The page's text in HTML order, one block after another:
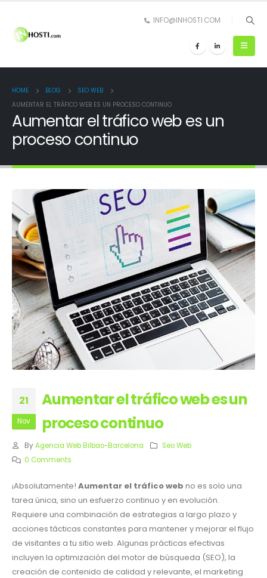
INFO@INHOSTI.COM
HOME BLOG
SEO WEB
AUMENTAR EL TRÁFICO WEB ES UN PROCESO CONTINUO
Aumentar el tráfico web es un
proceso continuo
21
Nov
Aumentar el tráfico web es un
proceso continuo
By Agencia Web Bilbao-Barcelona
Seo Web
0 Comments
¡Absolutamente! Aumentar el tráfico web no es solo una
tarea única, sino un esfuerzo continuo y en evolución.
Requiere una combinación de estrategias a largo plazo y
acciones tácticas constantes para mantener y mejorar el flujo
de visitantes a tu sitio web. Algunas prácticas efectivas
incluyen la optimización del motor de búsqueda (SEO), la
creación de contenido de calidad y relevante, el marketing